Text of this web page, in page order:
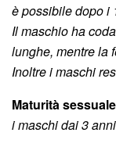
è possibile dopo i
Il maschio ha
lunghe, mentre la
Inoltre i maschi
Maturità sessuale
i maschi dai 3